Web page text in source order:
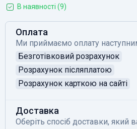
В наявності (9)
Оплата
Ми приймаємо оплату
Безготівковий розрахунок
Розрахунок післяплатою
Розрахунок карткою на сайті
Доставка
Оберіть спосіб доставки, який